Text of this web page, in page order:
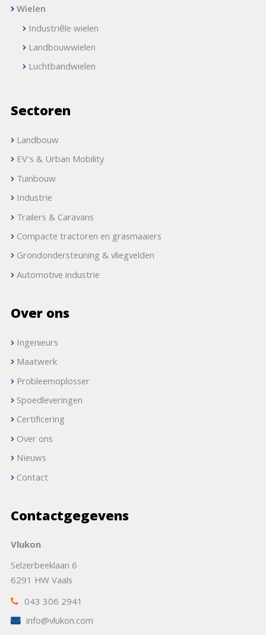
Wielen
Industriële wielen
Landbouwwielen
Luchtbandwielen
Sectoren
Landbouw
EV's & Urban Mobility
Tuinbouw
Industrie
Trailers & Caravans
Compacte tractoren en grasmaaiers
Grondondersteuning & vliegvelden
Automotive industrie
Over ons
Ingenieurs
Maatwerk
Probleemoplosser
Spoedleveringen
Certificering
Over ons
Nieuws
Contact
Contactgegevens
Vlukon
Selzerbeeklaan 6
6291 HW Vaals
043 306 2941
info@vlukon.com